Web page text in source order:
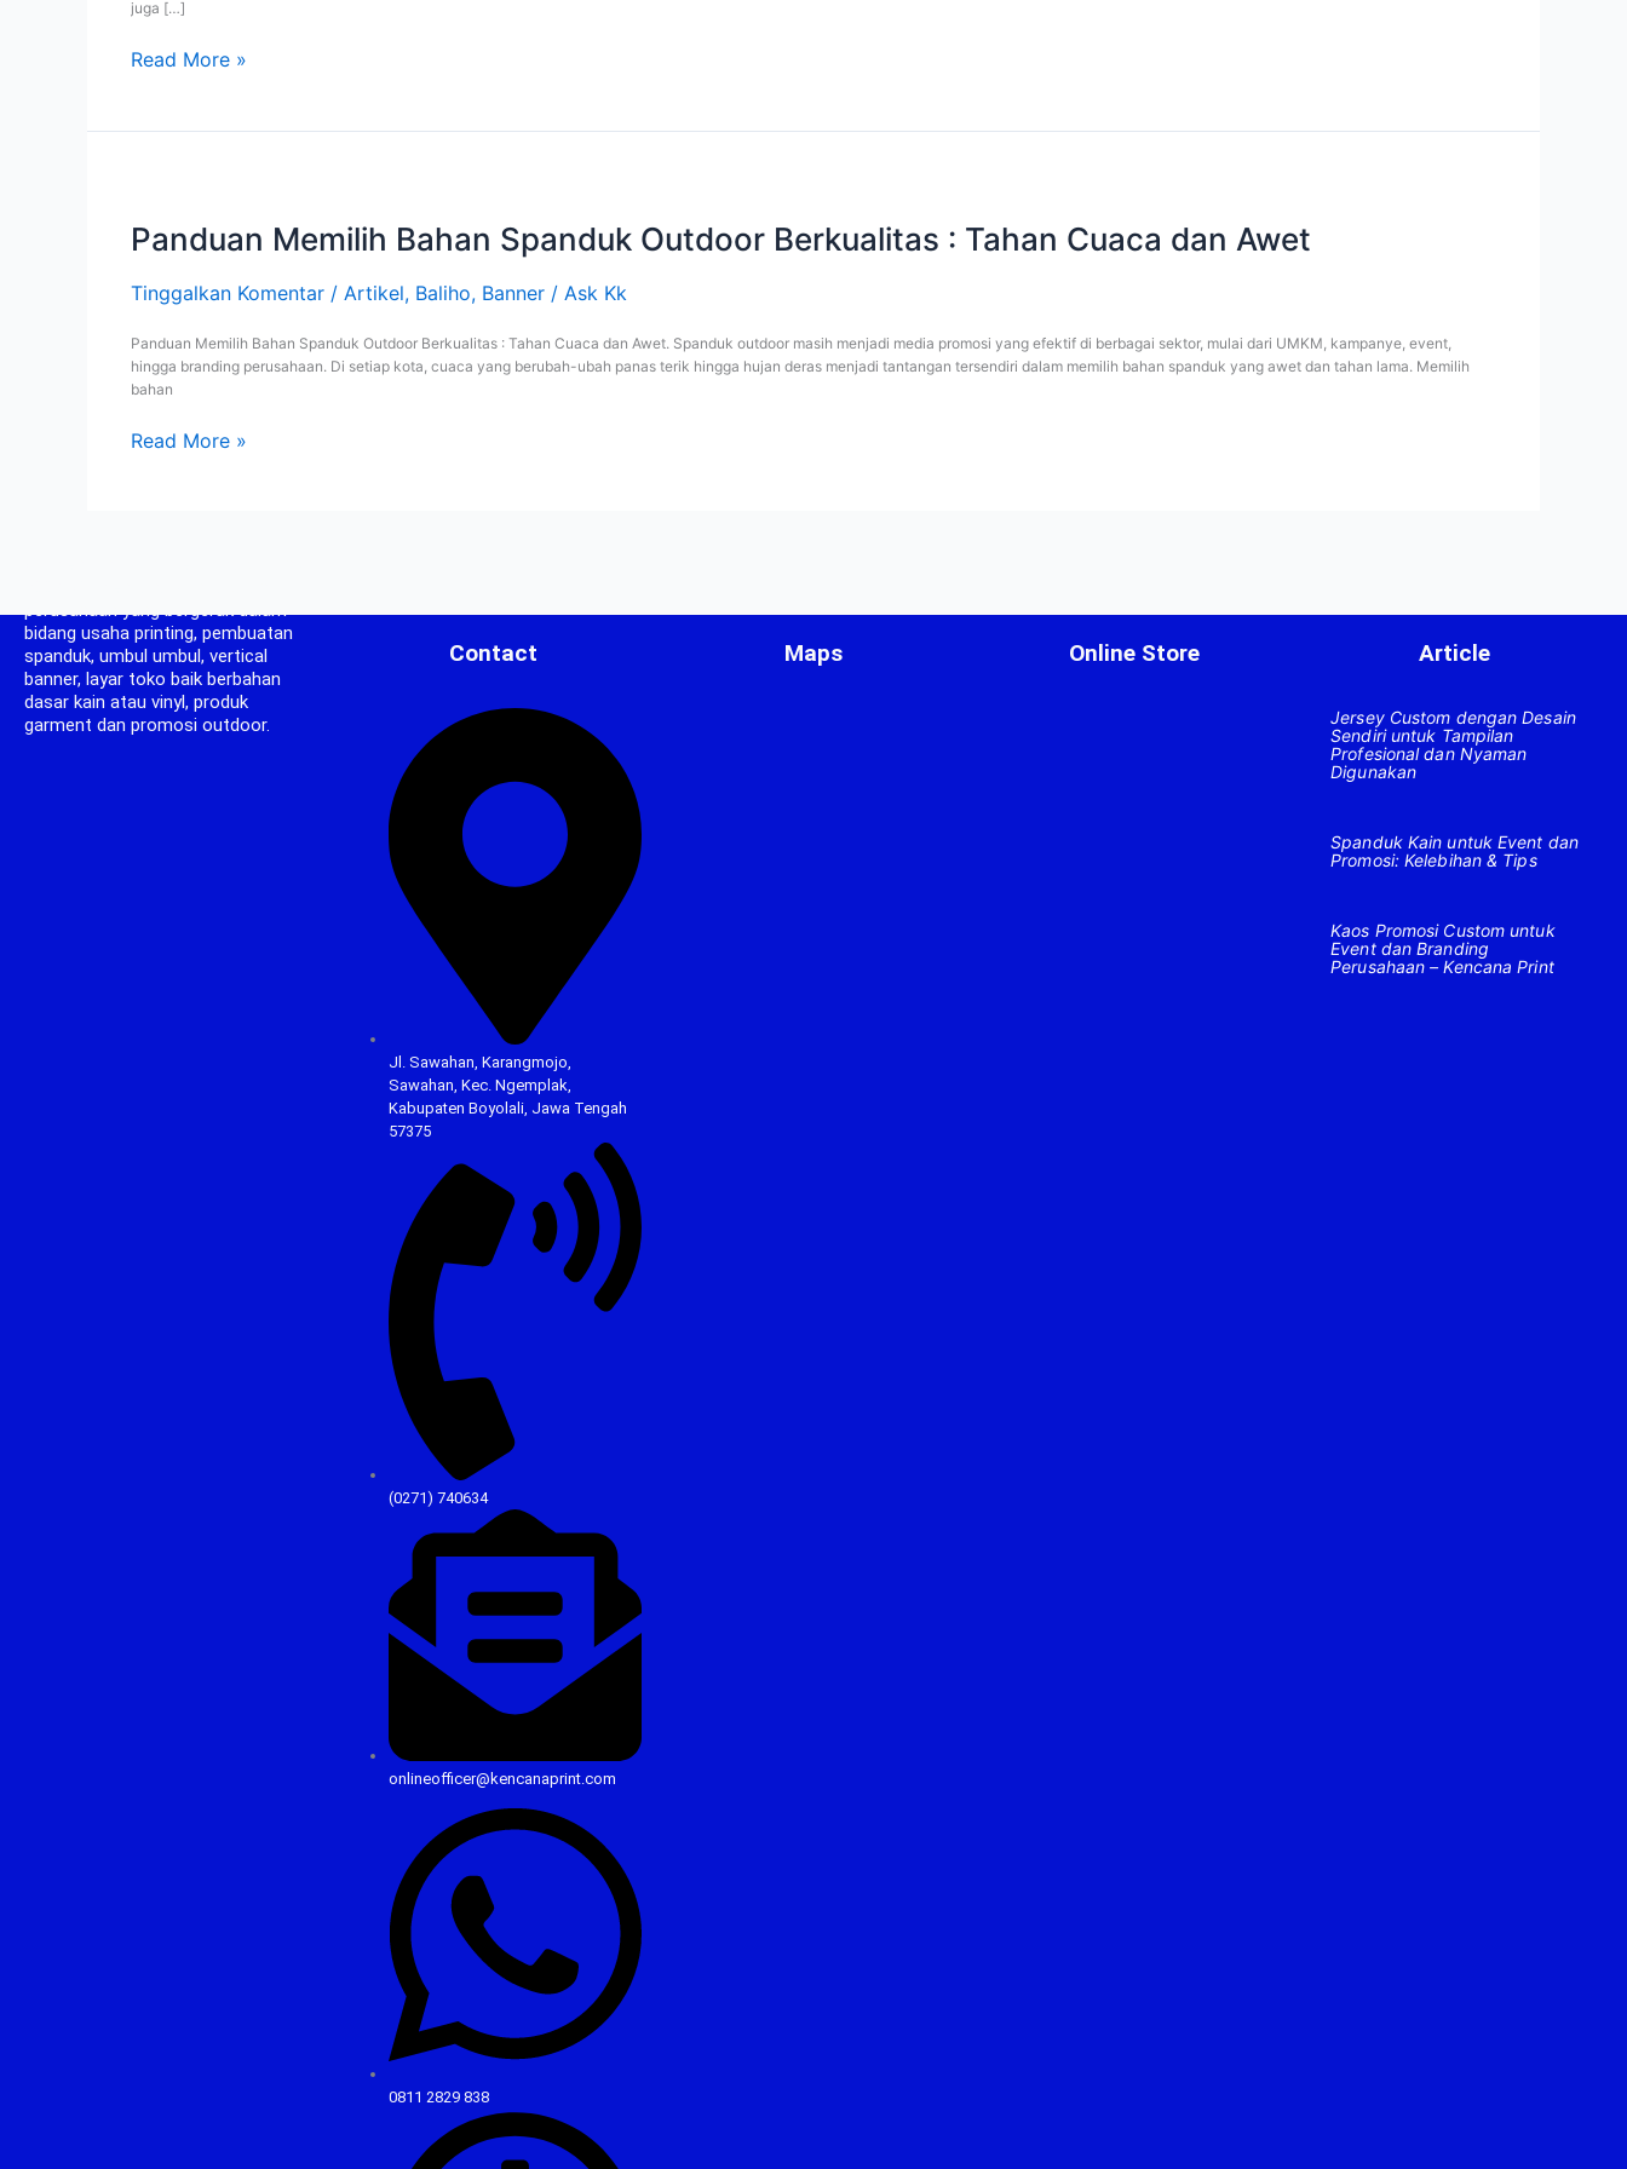
juga […]
Cetak
Kencana
Read More »
Panduan Memilih Bahan Spanduk Outdoor Berkualitas : Tahan Cuaca dan Awet
Tinggalkan Komentar / Artikel, Baliho, Banner / Ask Kk
Panduan Memilih Bahan Spanduk Outdoor Berkualitas : Tahan Cuaca dan Awet. Spanduk outdoor masih menjadi media promosi yang efektif di berbagai sektor, mulai dari UMKM, kampanye, event,
hingga branding perusahaan. Di setiap kota, cuaca yang berubah-ubah panas terik hingga hujan deras menjadi tantangan tersendiri dalam memilih bahan spanduk yang awet dan tahan lama. Memilih
bahan
Bahan
Spanduk
Berkualitas
Tahan
Cuaca
dan
Read More »
bidang usaha printing, pembuatan
spanduk, umbul umbul, vertical
banner, layar toko baik berbahan
dasar kain atau vinyl, produk
garment dan promosi outdoor.
Contact
Jl. Sawahan, Karangmojo,
Sawahan, Kec. Ngemplak,
Kabupaten Boyolali, Jawa Tengah
57375
(0271) 740634
onlineofficer@kencanaprint.com
0811 2829 838
Maps Online Store Article
Jersey Custom dengan Desain
Sendiri untuk Tampilan
Profesional dan Nyaman
Digunakan
Spanduk Kain untuk Event dan
Promosi: Kelebihan & Tips
Kaos Promosi Custom untuk
Event dan Branding
Perusahaan – Kencana Print